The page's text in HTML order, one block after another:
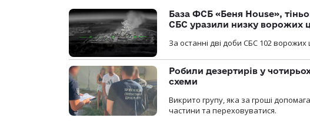
База ФСБ «Беня House»,
СБС уразили низку ворожих
За останні дві доби СБС 102 ворожих
Робили дезертирів у
схеми
Викрито групу, яка за гроші
частини та переховуватися.